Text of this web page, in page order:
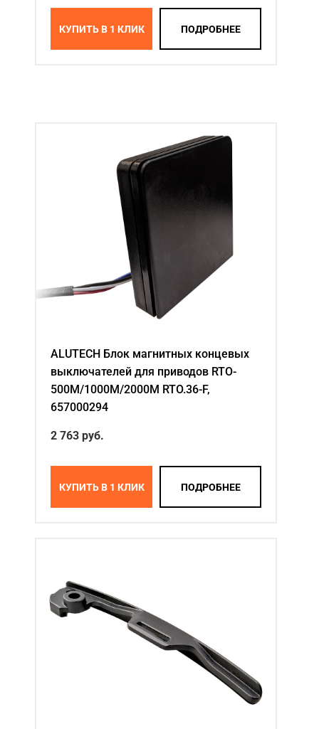
КУПИТЬ В 1 КЛИК ПОДРОБНЕЕ
ALUTECH Блок магнитных концевых
выключателей для приводов RTO-
500M/1000M/2000M RTO.36-F,
657000294
2 763 руб.
КУПИТЬ В 1 КЛИК ПОДРОБНЕЕ